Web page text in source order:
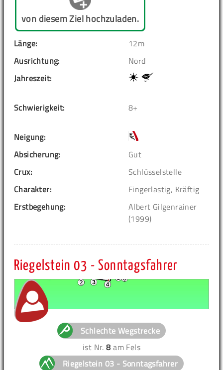
von diesem Ziel hochzuladen.
Länge:
12m
Ausrichtung:
Nord
Jahreszeit:
Schwierigkeit: 8+
Neigung:
Absicherung:
Gut
Crux:
Schlüsselstelle
Charakter:
Fingerlastig, Kräftig
Erstbegehung:
Albert Gilgenrainer
(1999)
Riegelstein 03 - Sonntagsfahrer
Schlechte Wegstrecke
ist Nr.8 am Fels
Riegelstein 03 - Sonntagsfahrer